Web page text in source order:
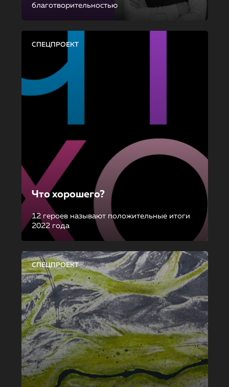
благотворительностью
СПЕЦПРОЕКТ
Что хорошего?
12 героев называют положительные итоги
2022 года
СПЕЦПРОЕКТ